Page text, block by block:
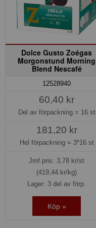
Dolce Gusto Zoégas
Morgonstund Morning
Blend Nescafé
12528940
60,40 kr
Del av förpackning = 16 st
181,20 kr
Hel förpackning = 3*16 st
Jmf.pris: 3,78 kr/st
(419,44 kr/kg)
Lager: 3 del av förp.
Köp »